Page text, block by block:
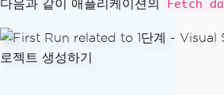
다음과 같이 애플리케이션의
Fetch